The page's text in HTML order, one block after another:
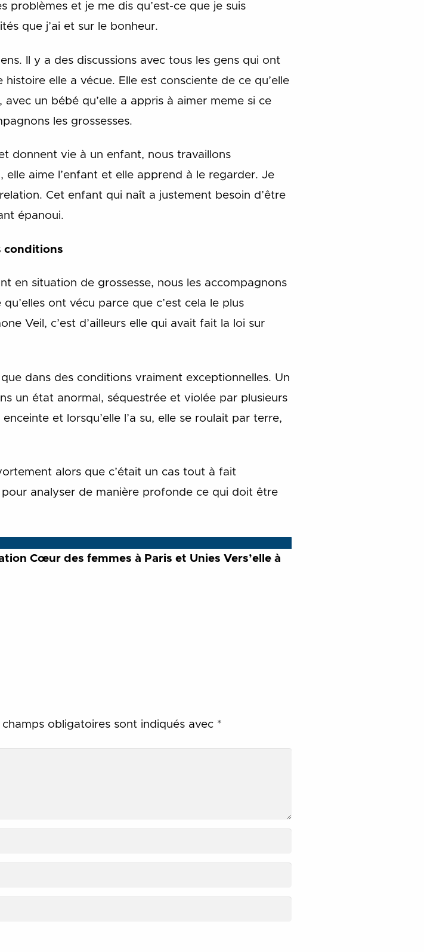
problèmes et je me dis qu’est-ce que je suis
que j’ai et sur le bonheur.
Il y a des discussions avec tous les gens qui ont
elle a vécue. Elle est consciente de ce qu’elle
un bébé qu’elle a appris à aimer meme si ce
les grossesses.
donnent vie à un enfant, nous travaillons
aime l’enfant et elle apprend à le regarder. Je
Cet enfant qui naît a justement besoin d’être
épanoui.
conditions
en situation de grossesse, nous les accompagnons
ont vécu parce que c’est cela le plus
Veil, c’est d’ailleurs elle qui avait fait la loi sur
dans des conditions vraiment exceptionnelles. Un
un état anormal, séquestrée et violée par plusieurs
et lorsqu’elle l’a su, elle se roulait par terre,
alors que c’était un cas tout à fait
analyser de manière profonde ce qui doit être
Cœur des femmes à Paris et Unies Vers’elle à
champs obligatoires sont indiqués avec *